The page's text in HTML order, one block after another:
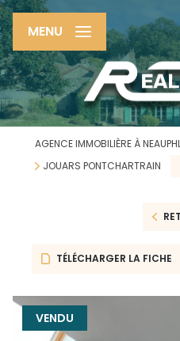
MENU
AGENCE IMMOBILIÈRE À
JOUARS PONTCHARTRAIN
TÉLÉCHARGER LA FICHE
VENDU